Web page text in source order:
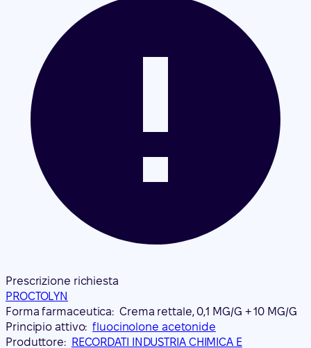
Prescrizione richiesta
PROCTOLYN
Forma farmaceutica: Crema rettale, 0,1 MG/G + 10 MG/G
Principio attivo: fluocinolone acetonide
Produttore: RECORDATI INDUSTRIA CHIMICA E